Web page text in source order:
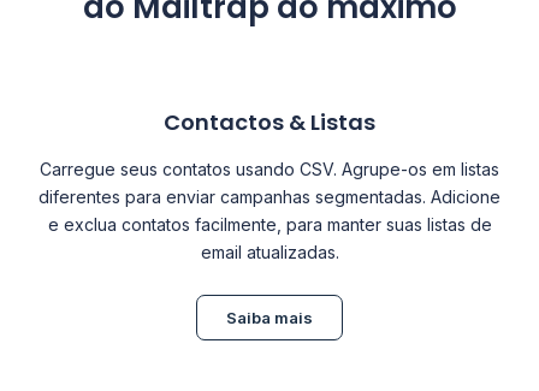
Contactos & Listas
Carregue seus contatos usando CSV. Agrupe-os em listas
diferentes para enviar campanhas segmentadas. Adicione
e exclua contatos facilmente, para manter suas listas de
email atualizadas.
Saiba mais